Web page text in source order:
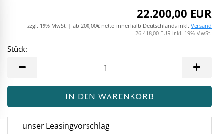
22.200,00 EUR
zzgl. 19% MwSt. | ab 200,00€ netto innerhalb Deutschlands inkl. Versand
26.418,00 EUR inkl. 19% MwSt.
Stück:
unser Leasingvorschlag